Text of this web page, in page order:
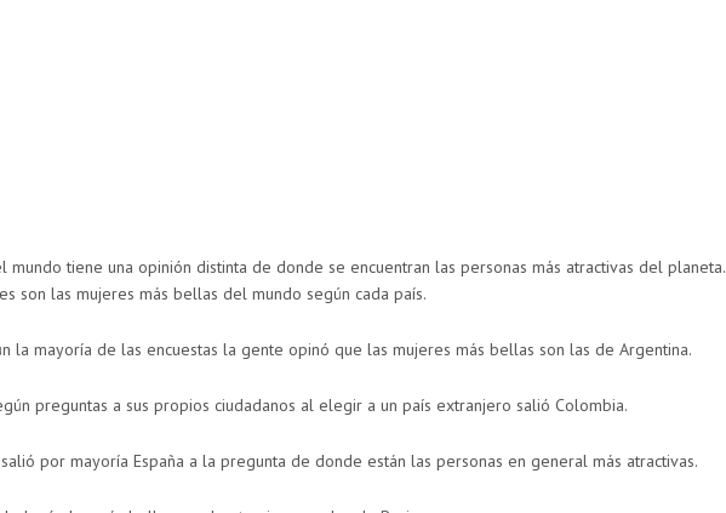
mundo tiene una opinión distinta de donde se encuentran las personas más atractivas del planeta.
son las mujeres más bellas del mundo según cada país.
la mayoría de las encuestas la gente opinó que las mujeres más bellas son las de Argentina.
preguntas a sus propios ciudadanos al elegir a un país extranjero salió Colombia.
por mayoría España a la pregunta de donde están las personas en general más atractivas.